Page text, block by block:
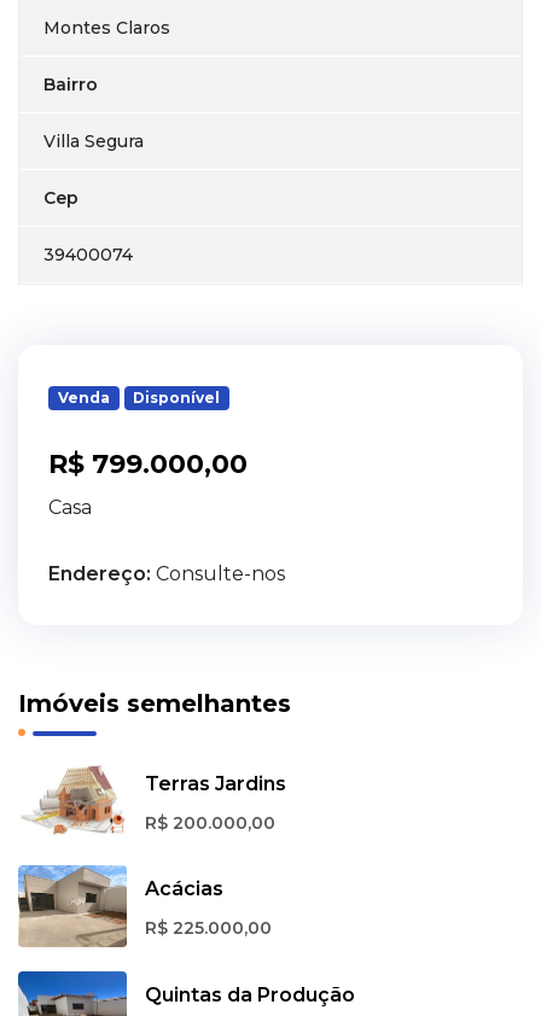
Montes Claros
Bairro
Villa Segura
Cep
39400074
Venda Disponível
R$ 799.000,00
Casa
Endereço: Consulte-nos
Imóveis semelhantes
Terras Jardins
R$ 200.000,00
Acácias
R$ 225.000,00
Quintas da Produção